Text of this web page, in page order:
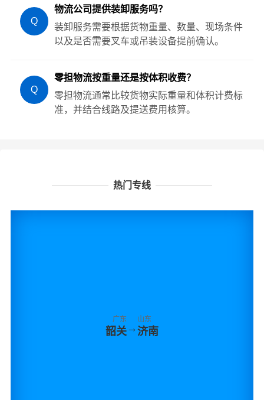
Q
物流公司提供装卸服务吗？
装卸服务需要根据货物重量、数量、现场条件
以及是否需要叉车或吊装设备提前确认。
Q
零担物流按重量还是按体积收费？
零担物流通常比较货物实际重量和体积计费标
准，并结合线路及提送费用核算。
热门专线
广东
韶关→
山东
济南